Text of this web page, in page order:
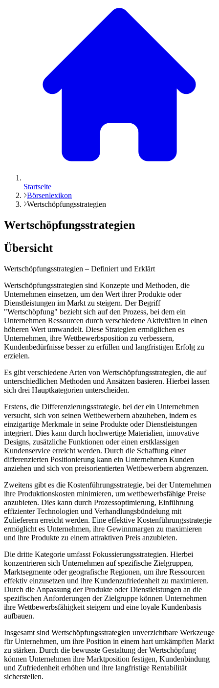
Startseite
Börsenlexikon
Wertschöpfungsstrategien
Wertschöpfungsstrategien
Übersicht
Wertschöpfungsstrategien – Definiert und Erklärt
Wertschöpfungsstrategien sind Konzepte und Methoden, die
Unternehmen einsetzen, um den Wert ihrer Produkte oder
Dienstleistungen im Markt zu steigern. Der Begriff
"Wertschöpfung" bezieht sich auf den Prozess, bei dem ein
Unternehmen Ressourcen durch verschiedene Aktivitäten in einen
höheren Wert umwandelt. Diese Strategien ermöglichen es
Unternehmen, ihre Wettbewerbsposition zu verbessern,
Kundenbedürfnisse besser zu erfüllen und langfristigen Erfolg zu
erzielen.
Es gibt verschiedene Arten von Wertschöpfungsstrategien, die auf
unterschiedlichen Methoden und Ansätzen basieren. Hierbei lassen
sich drei Hauptkategorien unterscheiden.
Erstens, die Differenzierungsstrategie, bei der ein Unternehmen
versucht, sich von seinen Wettbewerbern abzuheben, indem es
einzigartige Merkmale in seine Produkte oder Dienstleistungen
integriert. Dies kann durch hochwertige Materialien, innovative
Designs, zusätzliche Funktionen oder einen erstklassigen
Kundenservice erreicht werden. Durch die Schaffung einer
differenzierten Positionierung kann ein Unternehmen Kunden
anziehen und sich von preisorientierten Wettbewerbern abgrenzen.
Zweitens gibt es die Kostenführungsstrategie, bei der Unternehmen
ihre Produktionskosten minimieren, um wettbewerbsfähige Preise
anzubieten. Dies kann durch Prozessoptimierung, Einführung
effizienter Technologien und Verhandlungsbündelung mit
Zulieferern erreicht werden. Eine effektive Kostenführungsstrategie
ermöglicht es Unternehmen, ihre Gewinnmargen zu maximieren
und ihre Produkte zu einem attraktiven Preis anzubieten.
Die dritte Kategorie umfasst Fokussierungsstrategien. Hierbei
konzentrieren sich Unternehmen auf spezifische Zielgruppen,
Marktsegmente oder geografische Regionen, um ihre Ressourcen
effektiv einzusetzen und ihre Kundenzufriedenheit zu maximieren.
Durch die Anpassung der Produkte oder Dienstleistungen an die
spezifischen Anforderungen der Zielgruppe können Unternehmen
ihre Wettbewerbsfähigkeit steigern und eine loyale Kundenbasis
aufbauen.
Insgesamt sind Wertschöpfungsstrategien unverzichtbare Werkzeuge
für Unternehmen, um ihre Position in einem hart umkämpften Markt
zu stärken. Durch die bewusste Gestaltung der Wertschöpfung
können Unternehmen ihre Marktposition festigen, Kundenbindung
und Zufriedenheit erhöhen und ihre langfristige Rentabilität
sicherstellen.